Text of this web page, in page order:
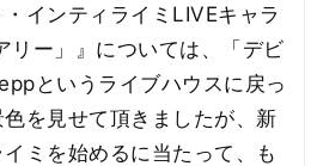
インティライミLIVEキャラ
リー」』については、「デビ
というライブハウスに戻っ
を見せて頂きましたが、新
ミを始めるに当たって、も